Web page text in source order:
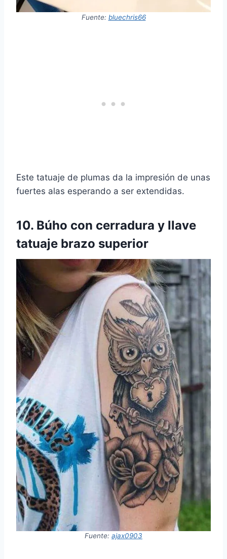
Fuente: bluechris66
Este tatuaje de plumas da la impresión de unas
fuertes alas esperando a ser extendidas.
10. Búho con cerradura y llave
tatuaje brazo superior
Fuente: ajax0903